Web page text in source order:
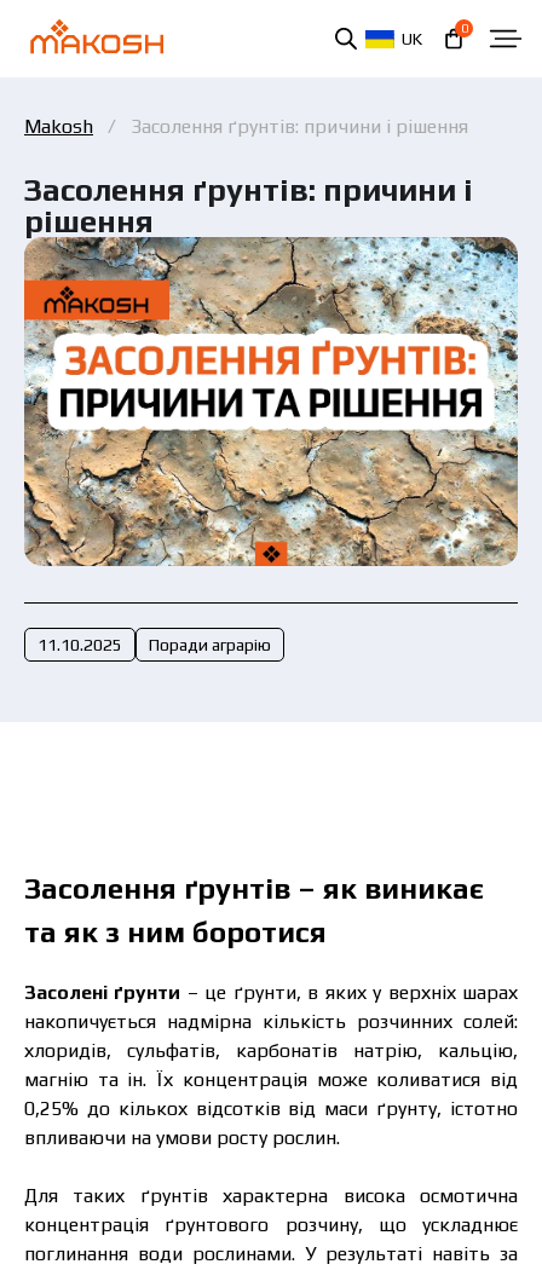
UK
0
Makosh Засолення ґрунтів: причини і рішення
Засолення ґрунтів: причини і
рішення
11.10.2025 Поради аграрію
Засолення ґрунтів – як виникає
та як з ним боротися
Засолені ґрунти – це ґрунти, в яких у верхніх шарах
накопичується надмірна кількість розчинних солей:
хлоридів, сульфатів, карбонатів натрію, кальцію,
магнію та ін. Їх концентрація може коливатися від
0,25% до кількох відсотків від маси ґрунту, істотно
впливаючи на умови росту рослин.
Для таких ґрунтів характерна висока осмотична
концентрація ґрунтового розчину, що ускладнює
поглинання води рослинами. У результаті навіть за
Ви ознайомилися та погоджуєтеся з політикою
захисту персональних даних.